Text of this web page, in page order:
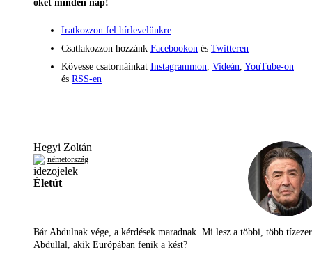
őket minden nap!
Iratkozzon fel hírlevelünkre
Csatlakozzon hozzánk Facebookon és Twitteren
Kövesse csatornáinkat Instagrammon Videán YouTube-on
és RSS-en
Hegyi Zoltán
németország
Életút
Bár Abdulnak vége, a kérdések maradnak. Mi lesz a többi, több tízezer
Abdullal, akik Európában fenik a kést?